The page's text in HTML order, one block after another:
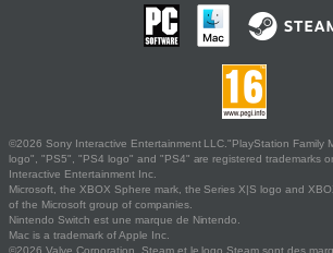
©2026 Sony Interactive Entertainment LLC."PlayStation Family
logo", "PS5", "PS4 logo" and "PS4" are registered trademarks
Interactive Entertainment Inc.
Microsoft, the XBOX Sphere mark, the Series X|S logo and
of the Microsoft group of companies.
Nintendo Switch est une marque de Nintendo.
Mac is a trademark of Apple Inc.
©2026 Valve Corporation. Steam et le logo Steam sont des